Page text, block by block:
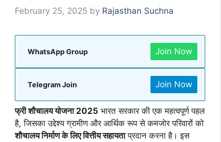
February 25, 2025 by Rajasthan Suchna
WhatsApp Group Join Now
Telegram Join Join Now
फ्री शौचालय योजना 2025 भारत सरकार की एक महत्वपूर्ण पहल
है, जिसका उद्देश्य ग्रामीण और आर्थिक रूप से कमजोर परिवारों को
शौचालय निर्माण के लिए वित्तीय सहायताप्रदान करना है। इस